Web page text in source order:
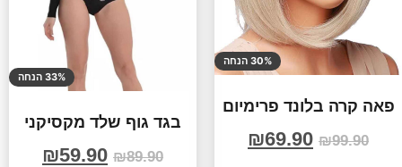
30% הנחה
פאה קרה בלונד פרימיום
₪99.90
₪69.90
33% הנחה
בגד גוף שלד מקסיקני
₪89.90
₪59.90